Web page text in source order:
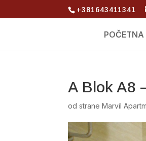
+381643411341
POČETNA
A Blok A8
od straneMarvil